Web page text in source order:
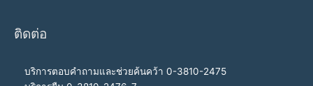
ติดต่อ
บริการตอบคำถามและช่วยค้นคว้า 0-3810-2475